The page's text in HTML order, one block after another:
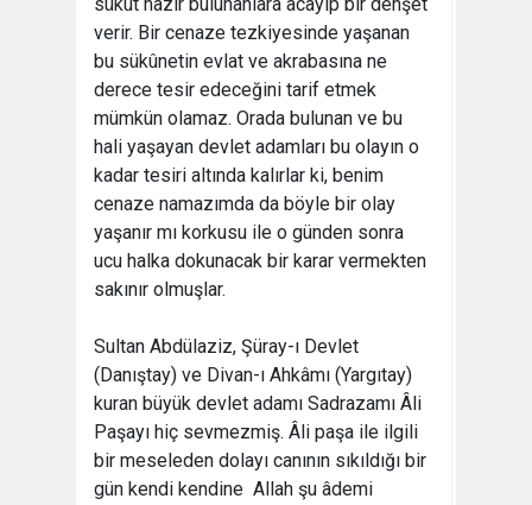
verir. Bir cenaze tezkiyesinde yaşanan
bu sükûnetin evlat ve akrabasına ne
derece tesir edeceğini tarif etmek
mümkün olamaz. Orada bulunan ve bu
hali yaşayan devlet adamları bu olayın o
kadar tesiri altında kalırlar ki, benim
cenaze namazımda da böyle bir olay
yaşanır mı korkusu ile o günden sonra
ucu halka dokunacak bir karar vermekten
sakınır olmuşlar.
Sultan Abdülaziz, Şüray-ı Devlet
(Danıştay) ve Divan-ı Ahkâmı (Yargıtay)
kuran büyük devlet adamı Sadrazamı Âli
Paşayı hiç sevmezmiş. Âli paşa ile ilgili
bir meseleden dolayı canının sıkıldığı bir
gün kendi kendine  Allah şu âdemi